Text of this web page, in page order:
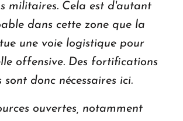
militaires. Cela est d'autant
dans cette zone que la
une voie logistique pour
offensive. Des fortifications
donc nécessaires ici.
ouvertes, notamment